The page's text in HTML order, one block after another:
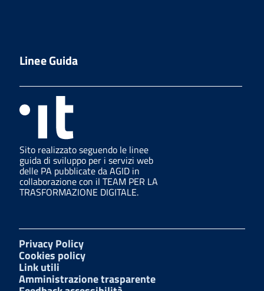
Linee Guida
Sito realizzato seguendo le linee
guida di sviluppo per i servizi web
delle PA pubblicate da AGID in
collaborazione con il TEAM PER LA
TRASFORMAZIONE DIGITALE.
Privacy Policy
Cookies policy
Link utili
Amministrazione trasparente